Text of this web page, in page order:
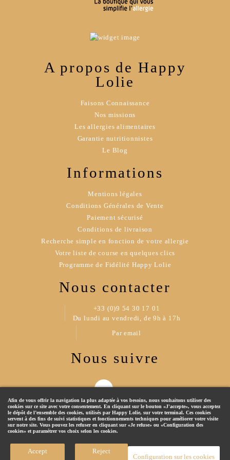
Afin de vous offrir la navigation la plus adaptée à vos besoins, nous souhaitons utiliser des
cookies sur ce site avec votre consentement. En cliquant sur le bouton «J'accepte», vous acceptez
le dépôt de l’ensemble des cookies, utilisés par Happy Lolie, sur votre terminal. Ces cookies
servent à des fins de suivi statistiques et fonctionnements techniques pour améliorer votre visite
sur notre site. Vous pouvez les refuser en cliquant sur «Je refuse» ou «Configuration des
cookies» et paramétrer vos choix selon les cookies.
Accept Reject
Configuration sur les cookies
A propos de Happy
Lolie
Faisons Connaissance
Nos missions
Les allergies alimentaires
Garantie nutritionnistes
Le Blog
Informations
Mentions légales
Conditions Générales de Vente
Paiement sécurisé
Conditions de livraison
Recherche simple en fonction de votre allergie
Votre liste de course en quelques clics
Programme de Fidélité Happy Lolie
Nous contacter
+33 (0)9 54 30 17 01
Du lundi au vendredi, de 9h à 17h
Par email
Nous suivre
© 2019 Happy Lolie - Tous droits réservés